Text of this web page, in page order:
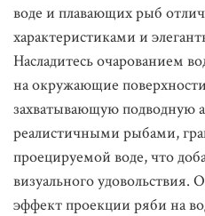
воде и плавающих рыб
характеристиками и
Насладитесь очарованием
на окружающие
захватывающую подводную
реалистичными рыбами,
проецируемой воде, что
визуального
эффект проекции ряби на